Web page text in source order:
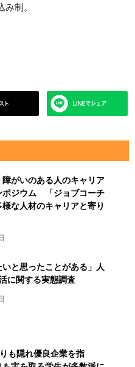
制。
がいのある人のキャリア
ポジウム 「ジョブコーチ
な人材のキャリアと寄り
いと思ったことがある」人
に関する実態調査
も隠れ優良企業を指